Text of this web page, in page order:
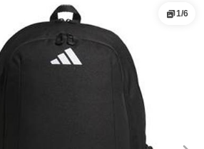
1/6